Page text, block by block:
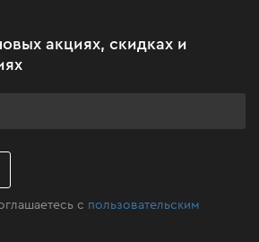
акциях, скидках и
с пользовательским